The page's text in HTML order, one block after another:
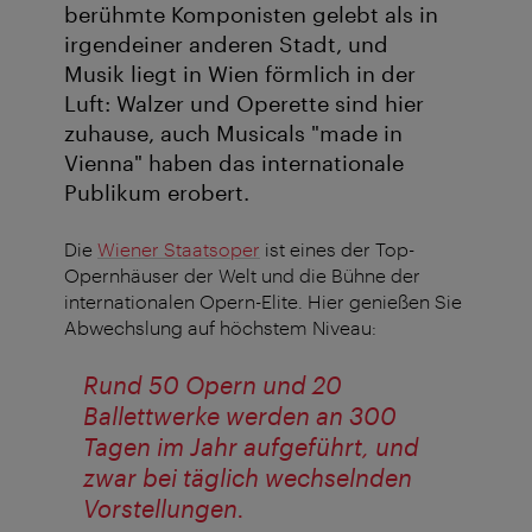
berühmte Komponisten gelebt als in
irgendeiner anderen Stadt, und
Musik liegt in Wien förmlich in der
Luft: Walzer und Operette sind hier
zuhause, auch Musicals "made in
Vienna" haben das internationale
Publikum erobert.
Die Wiener Staatsoper ist eines der Top-
Opernhäuser der Welt und die Bühne der
internationalen Opern-Elite. Hier genießen Sie
Abwechslung auf höchstem Niveau:
Rund 50 Opern und 20
Ballettwerke werden an 300
Tagen im Jahr aufgeführt, und
zwar bei täglich wechselnden
Vorstellungen.